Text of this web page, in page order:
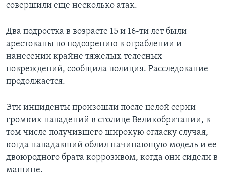
совершили еще несколько атак.
Два подростка в возрасте 15 и 16-ти лет были
арестованы по подозрению в ограблении и
нанесении крайне тяжелых телесных
повреждений, сообщила полиция. Расследование
продолжается.
Эти инциденты произошли после целой серии
громких нападений в столице Великобритании, в
том числе получившего широкую огласку случая,
когда нападавший облил начинающую модель и ее
двоюродного брата коррозивом, когда они сидели в
машине.